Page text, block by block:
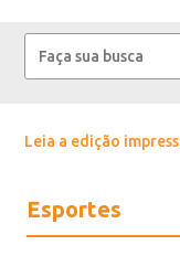
Leia a edição
Esportes